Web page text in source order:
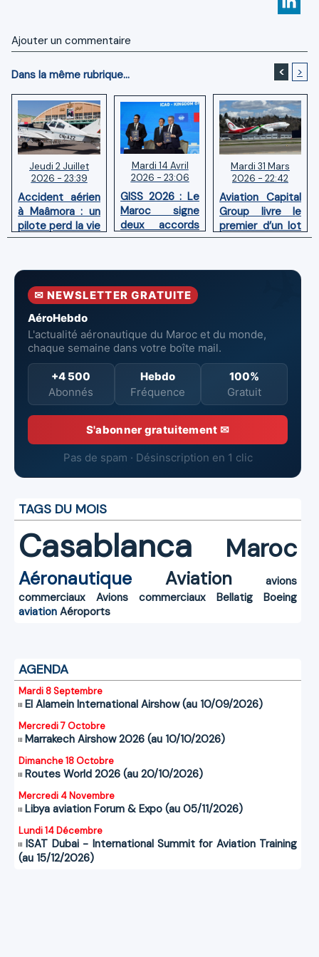
Ajouter un commentaire
Dans la même rubrique... < >
Jeudi 2 Juillet
2026 - 23:39
Accident aérien
à Maâmora : un
pilote perd la vie
en combat
incendie
Mardi 14 Avril
2026 - 23:06
GISS 2026 : Le
Maroc signe
deux accords
avec l'OACI
la surveillance
aériennes.
Mardi 31 Mars
2026 - 22:42
Aviation Capital
Group livre le
premier d’un lot
de six Boeing
neufs à Royal Air
✉ NEWSLETTER GRATUITE
AéroHebdo
L'actualité aéronautique du Maroc et du monde,
chaque semaine dans votre boîte mail.
+4 500
Abonnés
Hebdo
Fréquence
100%
Gratuit
S'abonner gratuitement ✉
Pas de spam · Désinscription en 1 clic
TAGS DU MOIS
Casablanca Maroc
Aéronautique Aviation
avions
commerciaux
Avions commerciaux Bellatig
Boeing
aviation Aéroports
AGENDA
Mardi 8 Septembre
El Alamein International Airshow (au 10/09/2026)
Mercredi 7 Octobre
Marrakech Airshow 2026 (au 10/10/2026)
Dimanche 18 Octobre
Routes World 2026 (au 20/10/2026)
Mercredi 4 Novembre
Libya aviation Forum & Expo (au 05/11/2026)
Lundi 14 Décembre
ISAT Dubai - International Summit for Aviation Training
(au 15/12/2026)